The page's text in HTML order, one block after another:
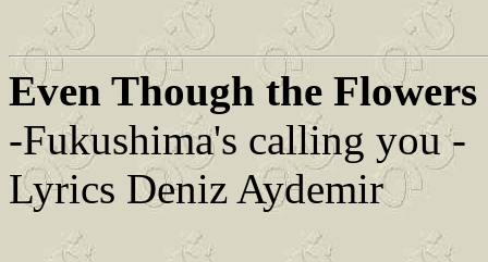
Even Though the
-Fukushima's calling you -
Lyrics Deniz Aydemir